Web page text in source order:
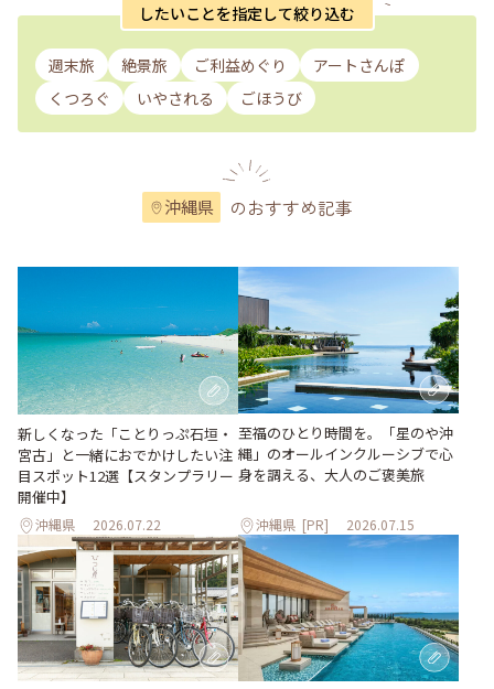
したいことを指定して絞り込む
週末旅 絶景旅 ご利益めぐり
アートさんぽ
くつろぐ
いやされる ごほうび
沖縄県 のおすすめ記事
新しくなった「ことりっぷ石垣・
宮古」と一緒におでかけしたい注
目スポット12選【スタンプラリー
開催中】
沖縄県 2026.07.22
至福のひとり時間を。「星のや沖
縄」のオールインクルーシブで心
身を調える、大人のご褒美旅
沖縄県 [PR] 2026.07.15